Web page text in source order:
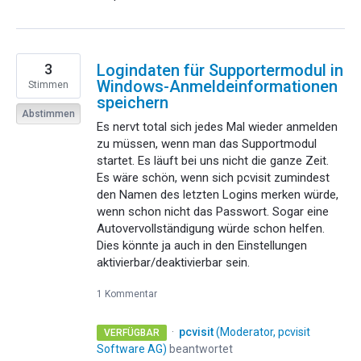
Logindaten für Supportermodul in
Windows-Anmeldeinformationen
speichern
Es nervt total sich jedes Mal wieder anmelden
zu müssen, wenn man das Supportmodul
startet. Es läuft bei uns nicht die ganze Zeit.
Es wäre schön, wenn sich pcvisit zumindest
den Namen des letzten Logins merken würde,
wenn schon nicht das Passwort. Sogar eine
Autovervollständigung würde schon helfen.
Dies könnte ja auch in den Einstellungen
aktivierbar/deaktivierbar sein.
3
Stimmen
Abstimmen
1 Kommentar
VERFÜGBAR · pcvisit(Moderator, pcvisit
Software AG) beantwortet